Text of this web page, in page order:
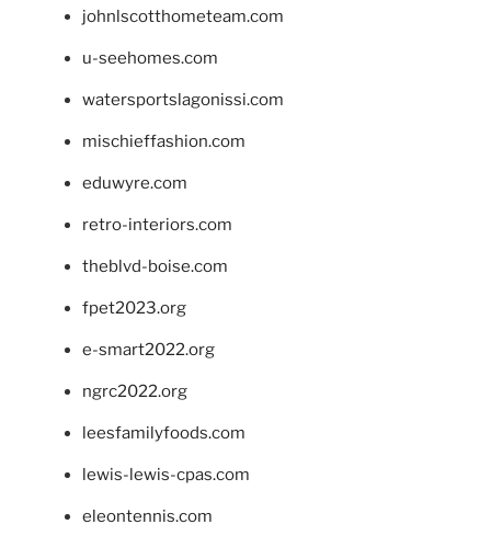
johnlscotthometeam.com
u-seehomes.com
watersportslagonissi.com
mischieffashion.com
eduwyre.com
retro-interiors.com
theblvd-boise.com
fpet2023.org
e-smart2022.org
ngrc2022.org
leesfamilyfoods.com
lewis-lewis-cpas.com
eleontennis.com